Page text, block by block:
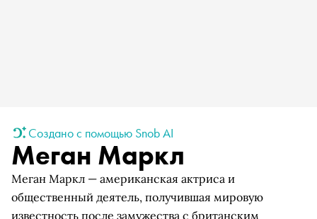
Создано с помощью Snob AI
Меган Маркл
Меган Маркл — американская актриса и
общественный деятель, получившая мировую
известность после замужества с британским